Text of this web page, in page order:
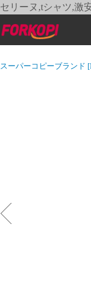
セリーヌ,tシャツ,激
スーパーコピーブランド